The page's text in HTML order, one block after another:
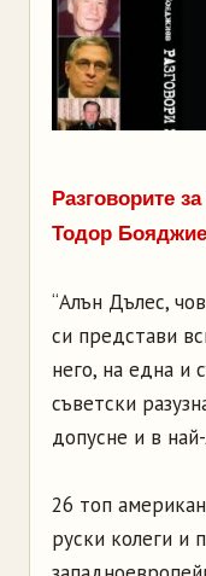
Разговорите
Тодор
“Алън Дълес,
си представи
него, на една и
съветски
допусне и в
26 топ
руски колеги и